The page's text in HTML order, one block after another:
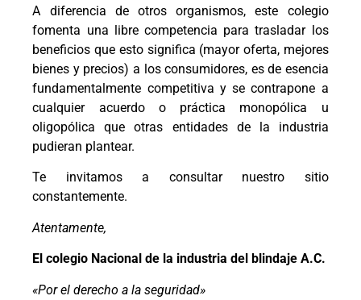
A diferencia de otros organismos, este colegio
fomenta una libre competencia para trasladar los
beneficios que esto significa (mayor oferta, mejores
bienes y precios) a los consumidores, es de esencia
fundamentalmente competitiva y se contrapone a
cualquier acuerdo o práctica monopólica u
oligopólica que otras entidades de la industria
pudieran plantear.
Te invitamos a consultar nuestro sitio
constantemente.
Atentamente,
El colegio Nacional de la industria del blindaje A.C.
«Por el derecho a la seguridad»